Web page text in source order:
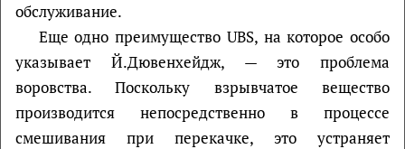
обслуживание.
Еще одно преимущество UBS, на которое особо
указывает Й.Дювенхейдж, — это проблема
воровства. Поскольку взрывчатое вещество
производится непосредственно в процессе
смешивания при перекачке, это устраняет